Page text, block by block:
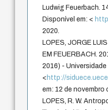
Ludwig Feuerbach.
Disponível em: <
2020.
LOPES, JORGE
EM FEUERBACH.
2016) -
< http://
em: 12 de novembro
LOPES, R. W.